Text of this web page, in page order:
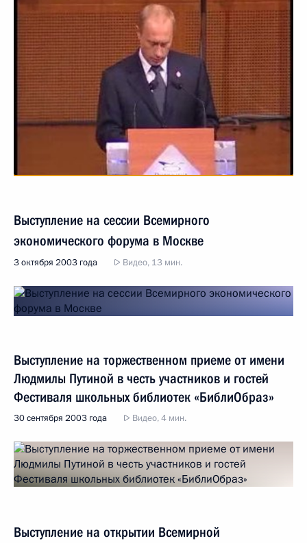
Выступление на сессии Всемирного
экономического форума в Москве
3 октября 2003 года Видео, 13 мин.
Выступление на торжественном приеме от имени
Людмилы Путиной в честь участников и гостей
Фестиваля школьных библиотек «БиблиОбраз»
30 сентября 2003 года Видео, 4 мин.
Выступление на открытии Всемирной